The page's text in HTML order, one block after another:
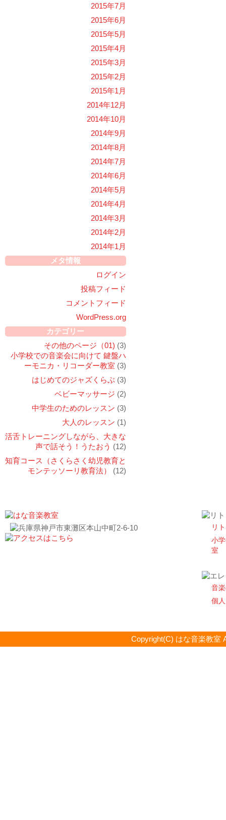
2015年7月
2015年6月
2015年5月
2015年4月
2015年3月
2015年2月
2015年1月
2014年12月
2014年10月
2014年9月
2014年8月
2014年7月
2014年6月
2014年5月
2014年4月
2014年3月
2014年2月
2014年1月
メタ情報
ログイン
投稿フィード
コメントフィード
WordPress.org
カテゴリー
その他のページ（01) (3)
小学校での音楽会に向けて 鍵盤ハ
ーモニカ・リコーダー教室 (3)
はじめてのジャズくらぶ (3)
ベビーマッサージ (2)
中学生のためのレッスン (3)
大人のレッスン (1)
活舌トレーニングしながら、大きな
声で話そう！うたおう (12)
知育コース（さくらさく幼児教育と
モンテッソーリ教育法）
(12)
リ
小
室
音
個
Copyright(C) はな音楽教室